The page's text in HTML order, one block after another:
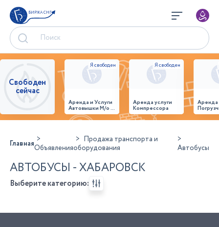
БИРЖА СНГ
Свободен
сейчас
Аренда и Услуги
Автовышки М/о г.
Домодедово
26,28,32 место
Аренда услуги
Компрессора
ГлавнаяОбъявления
Продажа транспорта и
оборудования
Автобусы
АВТОБУСЫ - ХАБАРОВСК
Выберите категорию: